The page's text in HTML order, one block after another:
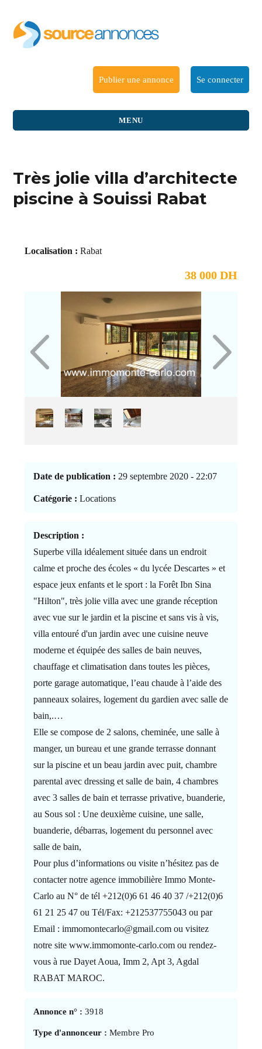
Publier une annonce Se connecter
MENU
Très jolie villa d’architecte
piscine à Souissi Rabat
Localisation : Rabat
38 000 DH
Date de publication : 29 septembre 2020 - 22:07
Catégorie : Locations
Description :
Superbe villa idéalement située dans un endroit
calme et proche des écoles « du lycée Descartes » et
espace jeux enfants et le sport : la Forêt Ibn Sina
"Hilton", très jolie villa avec une grande réception
avec vue sur le jardin et la piscine et sans vis à vis,
villa entouré d'un jardin avec une cuisine neuve
moderne et équipée des salles de bain neuves,
chauffage et climatisation dans toutes les pièces,
porte garage automatique, l’eau chaude à l’aide des
panneaux solaires, logement du gardien avec salle de
bain,.…
Elle se compose de 2 salons, cheminée, une salle à
manger, un bureau et une grande terrasse donnant
sur la piscine et un beau jardin avec puit, chambre
parental avec dressing et salle de bain, 4 chambres
avec 3 salles de bain et terrasse privative, buanderie,
au Sous sol : Une deuxième cuisine, une salle,
buanderie, débarras, logement du personnel avec
salle de bain,
Pour plus d’informations ou visite n’hésitez pas de
contacter notre agence immobilière Immo Monte-
Carlo au N° de tél +212(0)6 61 46 40 37 /+212(0)6
61 21 25 47 ou Tél/Fax: +212537755043 ou par
Email : immomontecarlo@gmail.com ou visitez
notre site www.immomonte-carlo.com ou rendez-
vous à rue Dayet Aoua, Imm 2, Apt 3, Agdal
RABAT MAROC.
Annonce n° :3918
Type d'annonceur : Membre Pro